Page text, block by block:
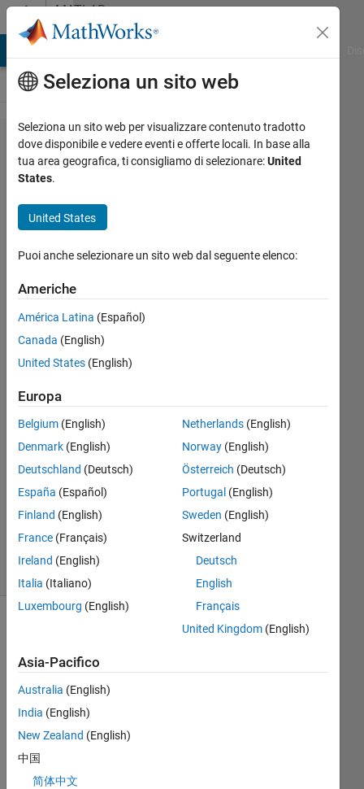
Vai al contenutoMATLAB
Answers
How to
estimate
SIR
epidemic
model?
JAYARAM
30 Dic
2024
2
Risposte
Aggiornato
30 Dic
2024
17
Visualizzazioni
wa
nt
Seleziona un sito web
Seleziona un sito web per visualizzare contenuto tradotto
dove disponibile e vedere eventi e offerte locali. In base alla
tua area geografica, ti consigliamo di selezionare:United
States.
United States
Puoi anche selezionare un sito web dal seguente elenco:
Americhe
América Latina (Español)
Canada (English)
United States (English)
Europa
Belgium (English)
Denmark (English)
Deutschland (Deutsch)
España (Español)
Finland (English)
France (Français)
Ireland (English)
Italia (Italiano)
Luxembourg (English)
Netherlands(English)
Norway(English)
Österreich (Deutsch)
Portugal (English)
Sweden (English)
Switzerland
Deutsch
English
Français
United Kingdom(English)
Asia-Pacifico
Australia (English)
India (English)
New Zealand (English)
中国
简体中文